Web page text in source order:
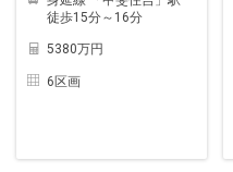
徒歩15分～16分
5380万円
6区画